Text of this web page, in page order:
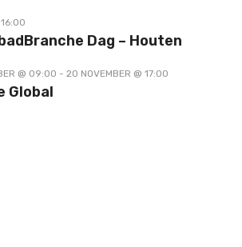
16:00
Dag – Houten
@ 09:00 - 20 NOVEMBER @ 17:00
Global